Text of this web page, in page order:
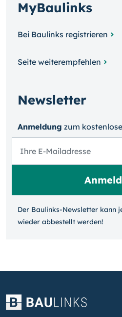
MyBaulinks
Bei Baulinks registrieren
Seite weiterempfehlen
Newsletter
Anmeldung zum
Der Baulinks-Newsletter kann
wieder ab­bestellt werden!